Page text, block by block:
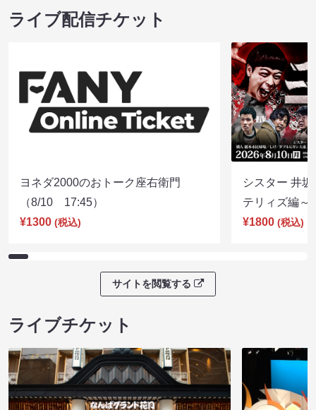
ライブ配信チケット
ヨネダ2000のおトーク座右衛門
（8/10 17:45）
¥1300 (税込)
シスター 井
テリィズ編
¥1800 (税込)
サイトを閲覧する
ライブチケット